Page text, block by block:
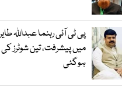
پی ٹی آئی رہنما عبداللہ
میں پیشرفت، تین شوٹرز
ہوگئی